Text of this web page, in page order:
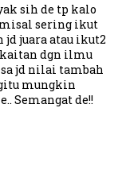
sih de tp kalo
sering ikut
juara atau ikut2
dgn ilmu
jd nilai tambah
mungkin
Semangat de!!